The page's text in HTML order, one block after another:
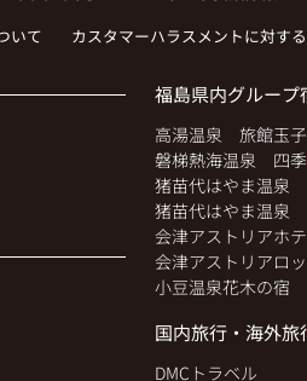
いて カスタマーハラスメントに対す
福島県内グループ
高湯温泉 旅館玉
磐梯熱海温泉 四
猪苗代はやま温泉
猪苗代はやま温泉
会津アストリアホ
会津アストリアロ
小豆温泉花木の宿
国内旅行・海外旅
DMCトラベル